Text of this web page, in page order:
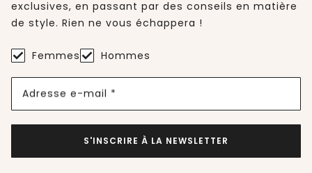
exclusives, en passant par des conseils en matière
de style. Rien ne vous échappera !
Femmes Hommes
Adresse e-mail *
S'INSCRIRE À LA NEWSLETTER